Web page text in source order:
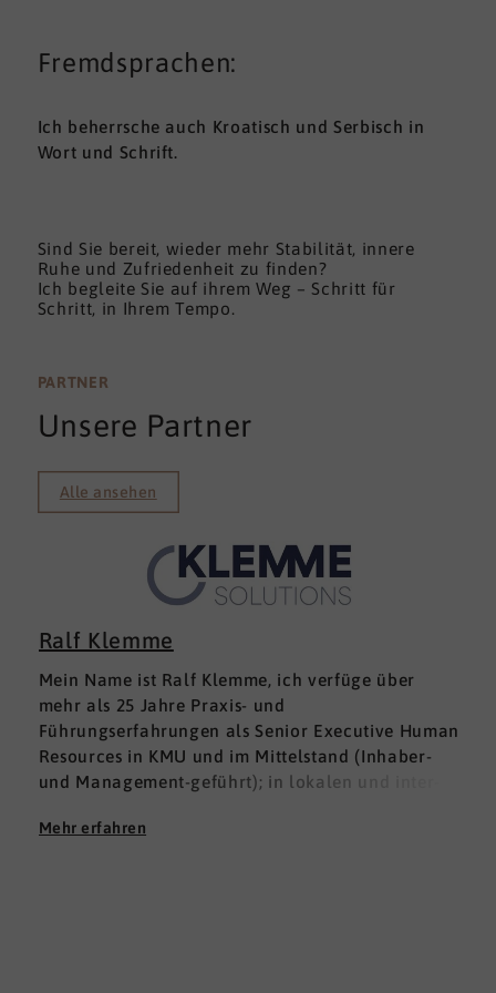
Fremdsprachen:
Ich beherrsche auch Kroatisch und Serbisch in
Wort und Schrift.
Sind Sie bereit, wieder mehr Stabilität, innere
Ruhe und Zufriedenheit zu finden?
Ich begleite Sie auf ihrem Weg – Schritt für
Schritt, in Ihrem Tempo.
PARTNER
Unsere Partner
Alle ansehen
Ralf Klemme
Mein Name ist Ralf Klemme, ich verfüge über
mehr als 25 Jahre Praxis- und
Führungserfahrungen als Senior Executive Human
Resources in KMU und im Mittelstand (Inhaber-
und Management-geführt); in lokalen und inter­
Erfahrungen fußen auf der Grundlage einer
Mehr erfahren